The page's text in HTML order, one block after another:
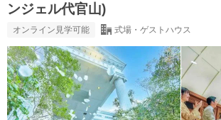
ンジェル代官山)
オンライン見学可能 式場・ゲストハウス